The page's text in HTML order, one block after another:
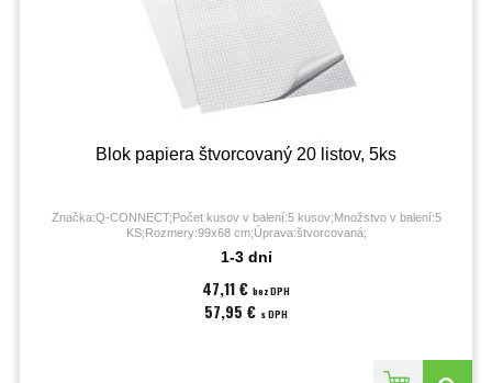
Blok papiera štvorcovaný 20 listov, 5ks
Značka:Q-CONNECT;Počet kusov v balení:5 kusov;Množstvo v balení:5
KS;Rozmery:99x68 cm;Úprava:štvorcovaná;
1-3 dni
47,11 € bez DPH
57,95 € s DPH